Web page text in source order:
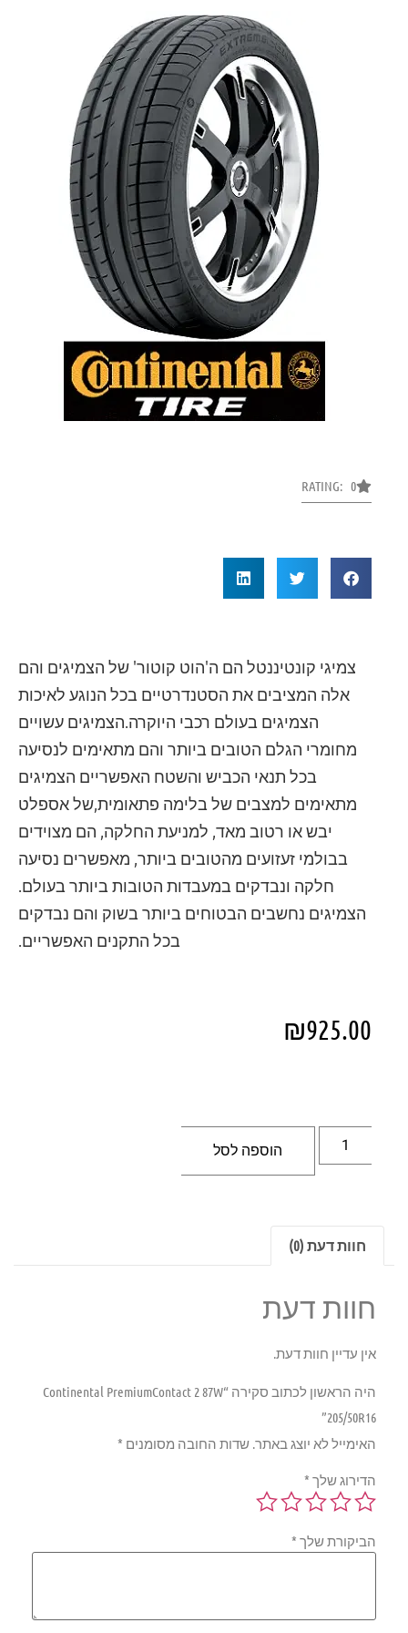
RATING: 0
צמיגי קונטיננטל הם ה'הוט קוטור' של הצמיגים והם
אלה המציבים את הסטנדרטיים בכל הנוגע לאיכות
הצמיגים בעולם רכבי היוקרה.הצמיגים עשויים
מחומרי הגלם הטובים ביותר והם מתאימים לנסיעה
בכל תנאי הכביש והשטח האפשריים הצמיגים
מתאימים למצבים של בלימה פתאומית,של אספלט
יבש או רטוב מאד, למניעת החלקה, הם מצוידים
בבולמי זעזועים מהטובים ביותר, מאפשרים נסיעה
חלקה ונבדקים במעבדות הטובות ביותר בעולם.
הצמיגים נחשבים הבטוחים ביותר בשוק והם נבדקים
בכל התקנים האפשריים.
₪925.00
הוספה לסל
חוות דעת (0)
חוות דעת
אין עדיין חוות דעת.
היה הראשון לכתוב סקירה “Continental PremiumContact 2 87W
205/50R16”
האימייל לא יוצג באתר.שדות החובה מסומנים*
הדירוג שלך*
הביקורת שלך*